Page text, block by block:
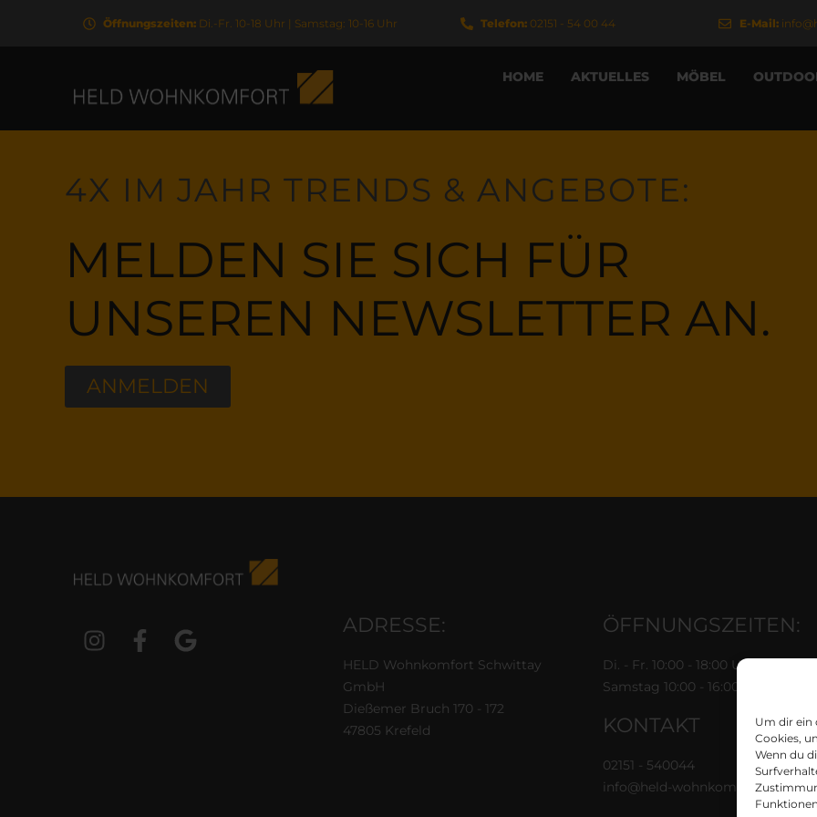
Um dir ein
Cookies,
Wenn du
Öffnungszeiten: Di.-Fr. 10-18 Uhr | Samstag: 10-16 Uhr Telefon: 02151 - 54 00 44 E-Mail:
HOME AKTUELLES MÖBEL
4X IM JAHR TRENDS & ANGEBOTE:
MELDEN SIE SICH FÜR
UNSEREN NEWSLETTER AN.
ANMELDEN
ADRESSE:
HELD Wohnkomfort Schwittay
GmbH
Dießemer Bruch 170 - 172
47805 Krefeld
ÖFFNUNGSZEITEN:
Di. - Fr. 10:00 - 18:00 Uhr
Samstag 10:00 - 16:00 Uhr
KONTAKT
02151 - 540044
info@held-wohnkomfort.de